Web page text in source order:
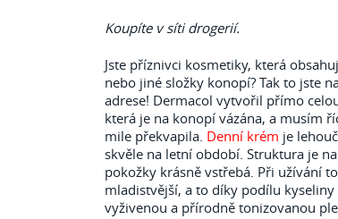
Koupíte v síti drogerií.
Jste příznivci kosmetiky, která
nebo jiné složky konopí? Tak to jste
adrese! Dermacol vytvořil přímo
která je na konopí vázána, a musím
mile překvapila. Denní krém je
skvěle na letní období. Struktura je
pokožky krásně vstřebá. Při užívání
mladistvější, a to díky podílu
vyživenou a přírodně tonizovanou